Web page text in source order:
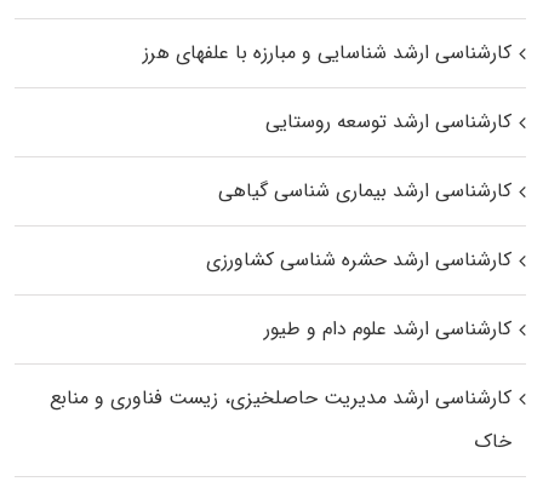
کارشناسی ارشد شناسایی و مبارزه با علفهای هرز
کارشناسی ارشد توسعه روستایی
کارشناسی ارشد بیماری‌ شناسی گیاهی
کارشناسی ارشد حشره‌ شناسی کشاورزی
کارشناسی ارشد علوم دام و طیور
کارشناسی ارشد مدیریت حاصلخیزی، زیست فناوری و منابع
خاک